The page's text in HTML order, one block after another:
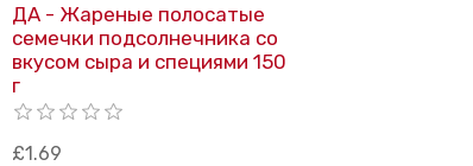
ДА - Жареные полосатые
семечки подсолнечника со
вкусом сыра и специями 150
г
£1.69